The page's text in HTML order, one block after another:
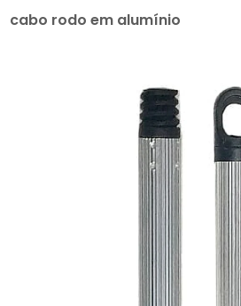
cabo rodo em alumínio